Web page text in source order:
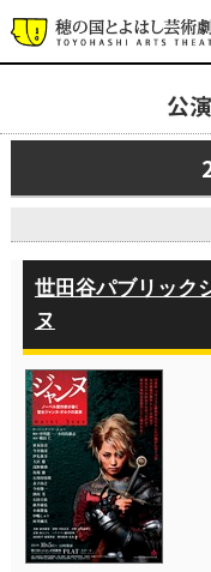
公式SNS
公
世田谷パブリック
ヌ
最新の公演・イベ
演劇・ダンス・音
イベント
プラットについて
チケット・座席表
施設の利用について
サポート
関連団体・施設